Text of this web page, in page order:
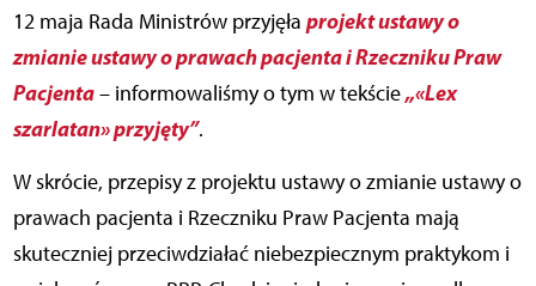
12 maja Rada Ministrów przyjęła projekt ustawy o
zmianie ustawy o prawach pacjenta i Rzeczniku Praw
Pacjenta– informowaliśmy o tym w tekście„«Lex
szarlatan» przyjęty”.
W skrócie, przepisy z projektu ustawy o zmianie ustawy o
prawach pacjenta i Rzeczniku Praw Pacjenta mają
skuteczniej przeciwdziałać niebezpiecznym praktykom i